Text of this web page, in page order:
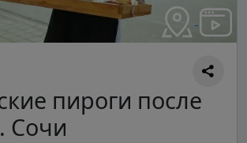
пироги после
Сочи